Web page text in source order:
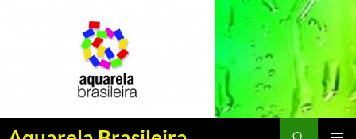
Pesquisar